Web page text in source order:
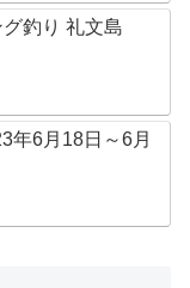
釣り 礼文島
年6月18日～6月